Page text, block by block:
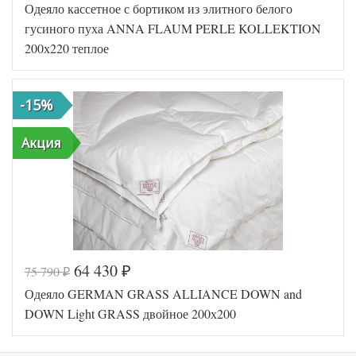
Артикул
GG-973532020
Ширина х
Длина
200х200 (евро)
Сезонность
Всесезонное,
Теплое,
Регулируемое
Наполнитель
Шелк /
Кашемир
Ткань
Мако-сатин
пуходержащий
Производитель
German Grass
(Австрия)
Код товара
554-921
Артикул
DP-16209
Ширина х
Длина
200х220
(евро)
Сезонность
Теплое
Одеяло кассетное с бортиком из элитного белого
гусиного пуха ANNA FLAUM PERLE KOLLEKTION
200х220 теплое
Акция
-15%
75 790₽ 64 430 ₽
Одеяло GERMAN GRASS ALLIANCE DOWN and
DOWN Light GRASS двойное 200х200